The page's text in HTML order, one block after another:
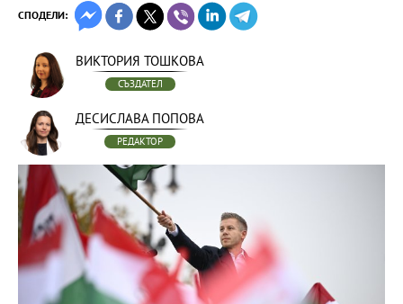
СПОДЕЛИ:
ВИКТОРИЯ ТОШКОВА
СЪЗДАТЕЛ
ДЕСИСЛАВА ПОПОВА
РЕДАКТОР